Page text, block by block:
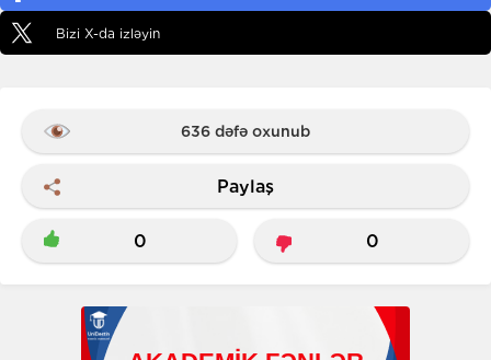
Bizi X-da izləyin
636 dəfə oxunub
Paylaş
0 0